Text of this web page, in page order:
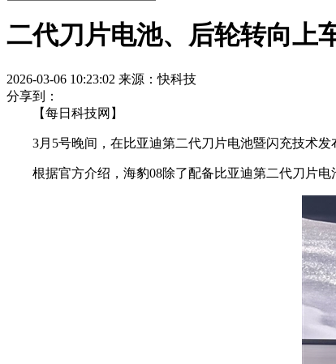
二代刀片电池、后轮转向上
2026-03-06 10:23:02 来源：快科技
分享到：
【每日科技网】
3月5号晚间，在比亚迪第二代刀片电池暨闪充技术发
根据官方介绍，海豹08除了配备比亚迪第二代刀片电